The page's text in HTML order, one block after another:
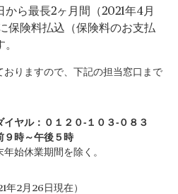
から最長2ヶ月間（2021年4月
保険料払込（保険料のお支払
りますので、下記の担当窓口まで
ヤル：０１２０-１０３-０８３
時～午後５時
始休業期間を除く。
年2月26日現在）